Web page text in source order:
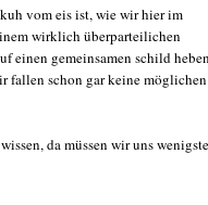
vom eis ist, wie wir hier im
wirklich überparteilichen
einen gemeinsamen schild heben
fallen schon gar keine möglichen
da müssen wir uns